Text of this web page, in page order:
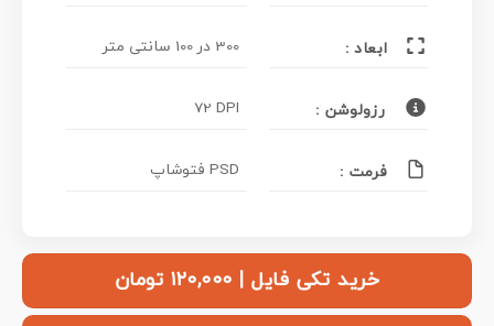
ابعاد : 300 در 100 سانتی متر
رزولوشن : 72 DPI
فرمت : PSD فتوشاپ
خرید تکی فایل | ۱۲۰,۰۰۰ تومان